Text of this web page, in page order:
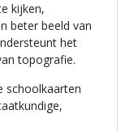
kijken,
beter beeld van
het
topografie.
schoolkaarten